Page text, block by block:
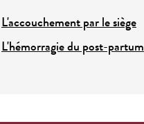
L'accouchement par le siège
L'hémorragie du post-partum